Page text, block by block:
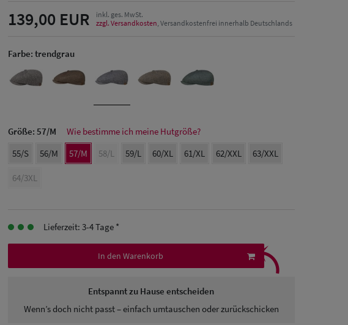
139,00 EUR
inkl. ges. MwSt.
zzgl. Versandkosten, Versandkostenfrei innerhalb Deutschlands
Farbe: trendgrau
Größe: 57/M
Wie bestimme ich meine Hutgröße?
55/S
56/M 57/M 58/L 59/L 60/XL 61/XL 62/XXL 63/XXL
64/3XL
Lieferzeit: 3-4 Tage *
In den Warenkorb
Entspannt zu Hause entscheiden
Wenn’s doch nicht passt – einfach umtauschen oder zurückschicken
⤹